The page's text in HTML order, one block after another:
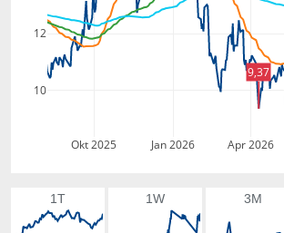
Okt 2025 Jan 2026 Apr 2026
10
12
9,37
1T 1W 3M